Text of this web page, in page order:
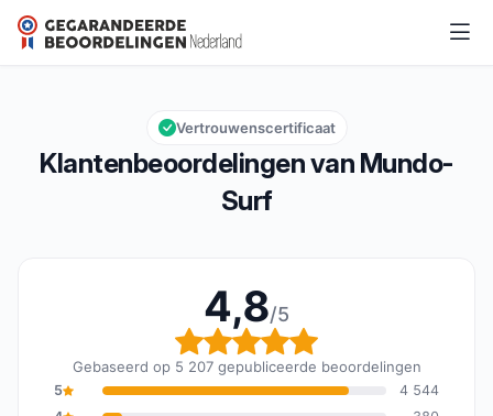
Mundo-Surf
Algemene beoordeling: 4,8 van 5
4,8/5
Klantenbeoordelingen van Mundo-
Surf
Vertrouwenscertificaat
4,8/5
Algemene
Gebaseerd op 5 207 gepubliceerde beoordelingen
5
4 544